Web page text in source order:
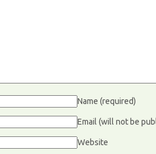
Name (required)
Email (will not be
Website